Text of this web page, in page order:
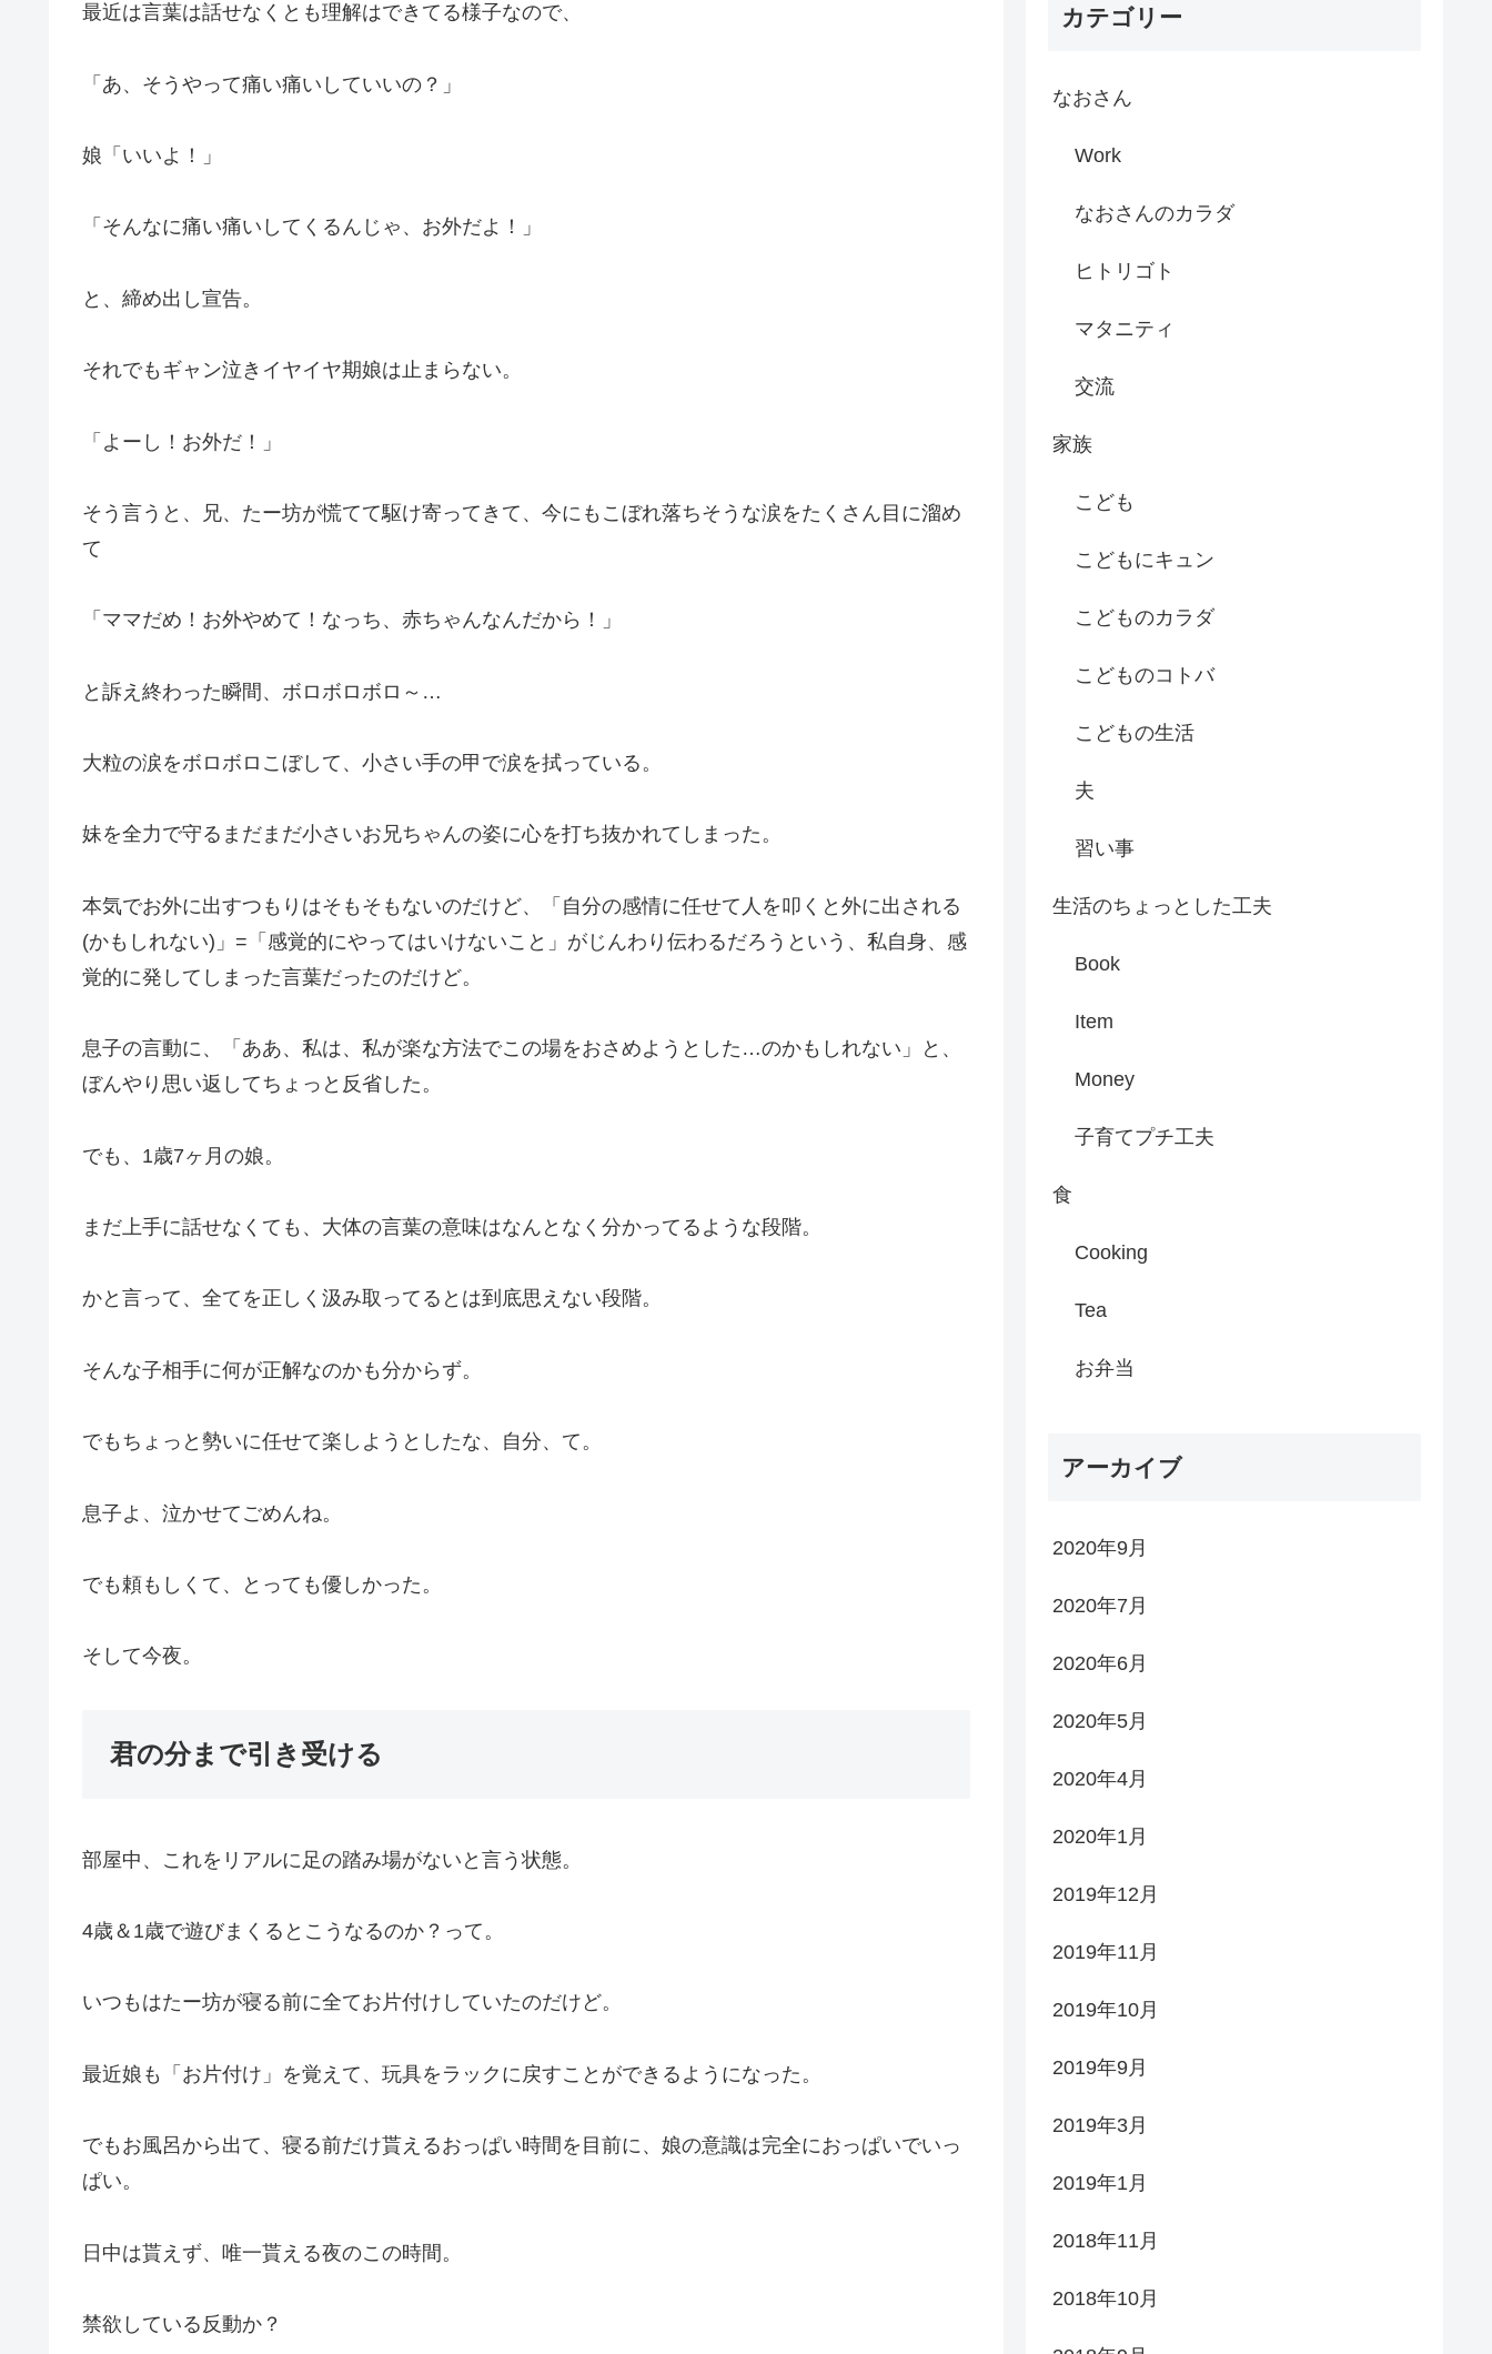
最近は言葉は話せなくとも理解はできてる様子なので、
「あ、そうやって痛い痛いしていいの？」
娘「いいよ！」
「そんなに痛い痛いしてくるんじゃ、お外だよ！」
と、締め出し宣告。
それでもギャン泣きイヤイヤ期娘は止まらない。
「よーし！お外だ！」
そう言うと、兄、たー坊が慌てて駆け寄ってきて、今にもこぼれ落ちそうな涙をたくさん目に溜め
て
「ママだめ！お外やめて！なっち、赤ちゃんなんだから！」
と訴え終わった瞬間、ボロボロボロ～…
大粒の涙をボロボロこぼして、小さい手の甲で涙を拭っている。
妹を全力で守るまだまだ小さいお兄ちゃんの姿に心を打ち抜かれてしまった。
本気でお外に出すつもりはそもそもないのだけど、「自分の感情に任せて人を叩くと外に出される
(かもしれない)」=「感覚的にやってはいけないこと」がじんわり伝わるだろうという、私自身、感
覚的に発してしまった言葉だったのだけど。
息子の言動に、「ああ、私は、私が楽な方法でこの場をおさめようとした…のかもしれない」と、
ぼんやり思い返してちょっと反省した。
でも、1歳7ヶ月の娘。
まだ上手に話せなくても、大体の言葉の意味はなんとなく分かってるような段階。
かと言って、全てを正しく汲み取ってるとは到底思えない段階。
そんな子相手に何が正解なのかも分からず。
でもちょっと勢いに任せて楽しようとしたな、自分、て。
息子よ、泣かせてごめんね。
でも頼もしくて、とっても優しかった。
そして今夜。
君の分まで引き受ける
部屋中、これをリアルに足の踏み場がないと言う状態。
4歳＆1歳で遊びまくるとこうなるのか？って。
いつもはたー坊が寝る前に全てお片付けしていたのだけど。
最近娘も「お片付け」を覚えて、玩具をラックに戻すことができるようになった。
でもお風呂から出て、寝る前だけ貰えるおっぱい時間を目前に、娘の意識は完全におっぱいでいっ
ぱい。
日中は貰えず、唯一貰える夜のこの時間。
禁欲している反動か？
カテゴリー
なおさん
Work
なおさんのカラダ
ヒトリゴト
マタニティ
交流
家族
こども
こどもにキュン
こどものカラダ
こどものコトバ
こどもの生活
夫
習い事
生活のちょっとした工夫
Book
Item
Money
子育てプチ工夫
食
Cooking
Tea
お弁当
アーカイブ
2020年9月
2020年7月
2020年6月
2020年5月
2020年4月
2020年1月
2019年12月
2019年11月
2019年10月
2019年9月
2019年3月
2019年1月
2018年11月
2018年10月